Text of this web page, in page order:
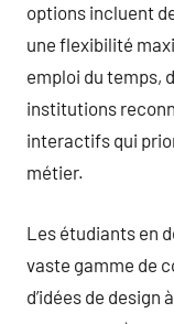
options incluent
une flexibilité
emploi du temps,
institutions
interactifs qui
métier.
Les étudiants en
vaste gamme de
d’idées de